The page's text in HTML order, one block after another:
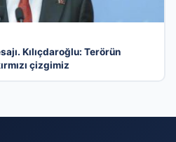
Kılıçdaroğlu: Terörün
çizgimiz